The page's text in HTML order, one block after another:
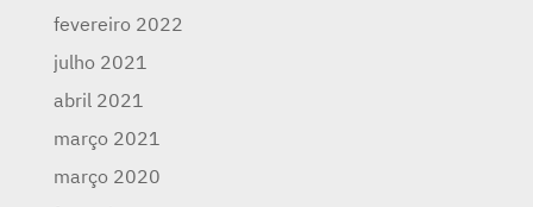
fevereiro 2022
julho 2021
abril 2021
março 2021
março 2020